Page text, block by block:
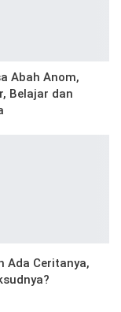
Abah Anom,
Belajar dan
Ada Ceritanya,